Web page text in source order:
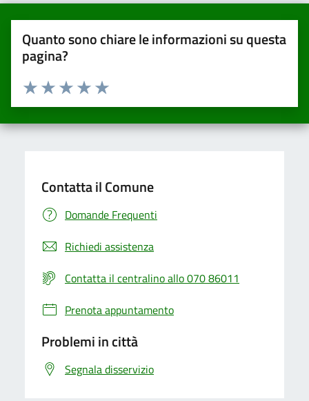
Quanto sono chiare le informazioni su questa
pagina?
Valuta da 1 a 5 stelle la pagina
Valuta 5 stelle su 5
Valuta 4 stelle su 5
Valuta 3 stelle su 5
Valuta 2 stelle su 5
Valuta una stella su 5
Contatta il Comune
Domande Frequenti
Richiedi assistenza
Contatta il centralino allo 070 86011
Prenota appuntamento
Problemi in città
Segnala disservizio